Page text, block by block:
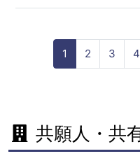
1
2 3 4
共願人・共